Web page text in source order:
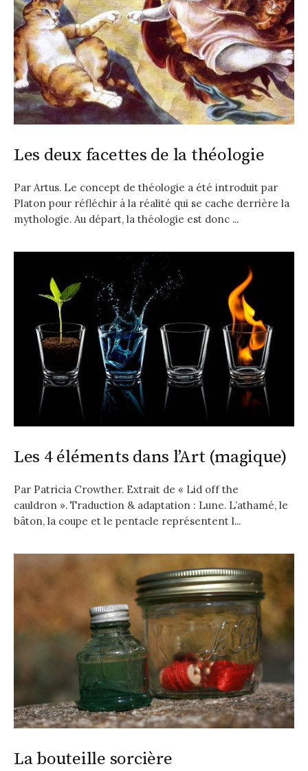
Les deux facettes de la théologie
Par Artus. Le concept de théologie a été introduit par
Platon pour réfléchir à la réalité qui se cache derrière la
mythologie. Au départ, la théologie est donc ...
Les 4 éléments dans l’Art (magique)
Par Patricia Crowther. Extrait de « Lid off the
cauldron ». Traduction & adaptation : Lune. L’athamé, le
bâton, la coupe et le pentacle représentent l...
La bouteille sorcière